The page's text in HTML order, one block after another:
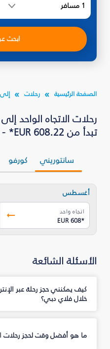
1 مسافر
ابحث
الصفحة الرئيسية رحلات
تبدأ من EUR 608.22* - فلاي دبي
سانتوريني كورفو
أغسطس
اتجاه واحد
EUR 608*
الأسئلة الشائعة
كيف يمكنني حجز رحلة عبر
خلال فلاي دبي؟
ما هو أفضل وقت لحجز رحلات